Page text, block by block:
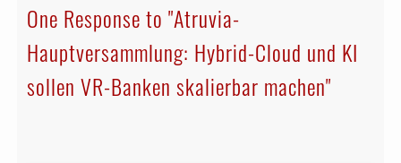
One Response to "Atruvia-
Hauptversammlung: Hybrid-Cloud und KI
sollen VR-Banken skalierbar machen"